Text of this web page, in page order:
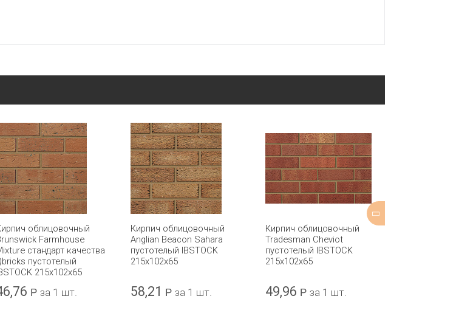
облицовочный
Farmhouse
стандарт качества
пустотелый
215x102x65
Р за 1 шт.
Кирпич облицовочный
Anglian Beacon Sahara
пустотелый IBSTOCK
215x102x65
58,21 Р за 1 шт.
Кирпич облицовочный
Tradesman Cheviot
пустотелый IBSTOCK
215x102x65
49,96 Р за 1 шт.